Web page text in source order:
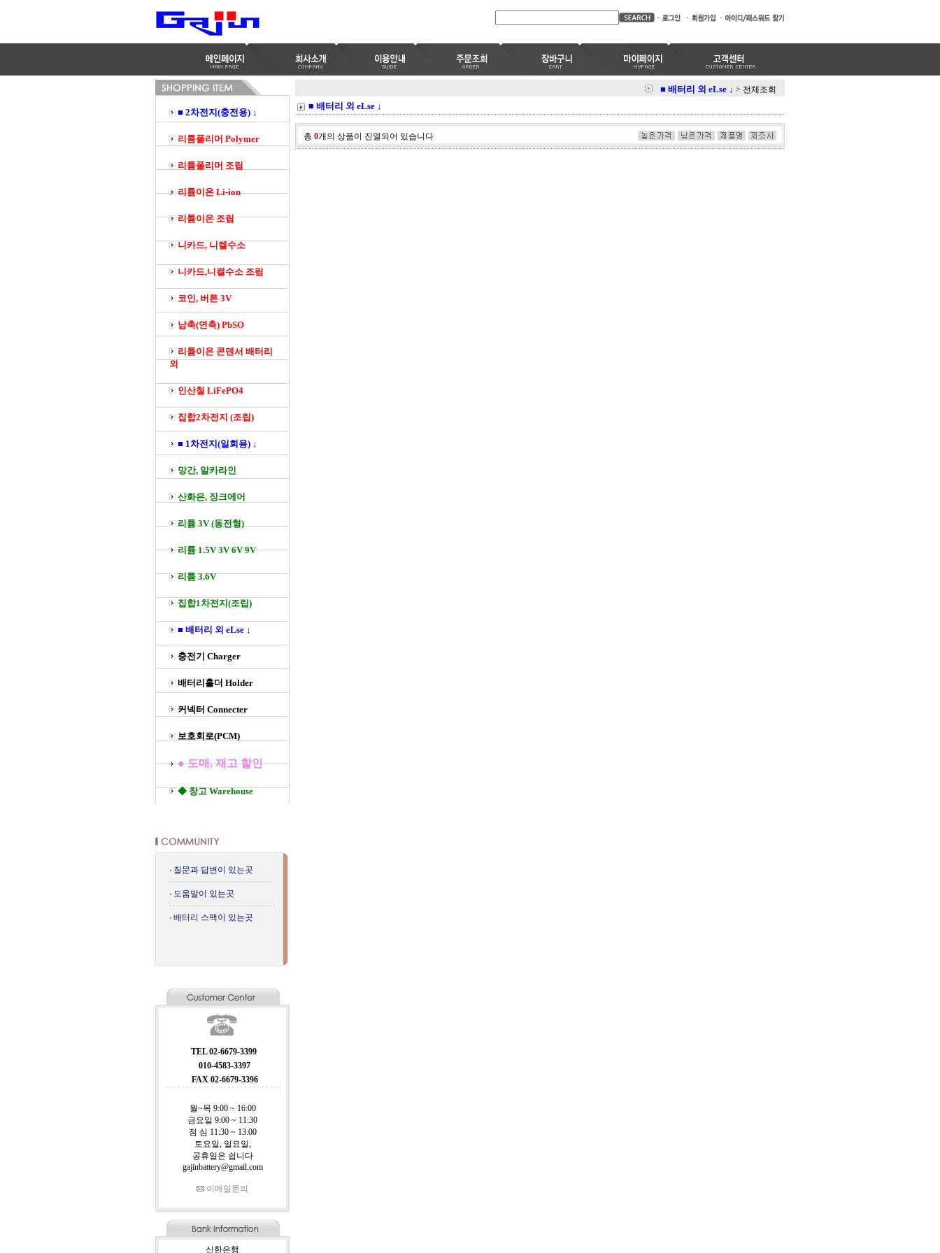
■ 2차전지(충전용) ↓
리튬폴리머 Polymer
리튬폴리머 조립
리튬이온 Li-ion
리튬이온 조립
니카드, 니켈수소
니카드,니켈수소 조립
코인, 버튼 3V
납축(연축) PbSO
리튬이온 콘덴서 배터리
외
인산철 LiFePO4
집합2차전지 (조립)
■ 1차전지(일회용) ↓
망간, 알카라인
산화은, 징크에어
리튬 3V (동전형)
리튬 1.5V 3V 6V 9V
리튬 3.6V
집합1차전지(조립)
■ 배터리 외 eLse ↓
충전기 Charger
배터리홀더 Holder
커넥터 Connecter
보호회로(PCM)
● 도매, 재고 할인
◆ 창고 Warehouse
질문과 답변이 있는곳
도움말이 있는곳
배터리 스팩이 있는곳
TEL 02-6679-3399
010-4583-3397
FAX 02-6679-3396
월~목 9:00 ~ 16:00
금요일 9:00 ~ 11:30
점 심 11:30 ~ 13:00
토요일, 일요일,
공휴일은 쉽니다
gajinbattery@gmail.com
이메일문의
신한은행
■ 배터리 외 eLse ↓ > 전체조회
■ 배터리 외 eLse ↓
총 0개의 상품이 진열되어 있습니다